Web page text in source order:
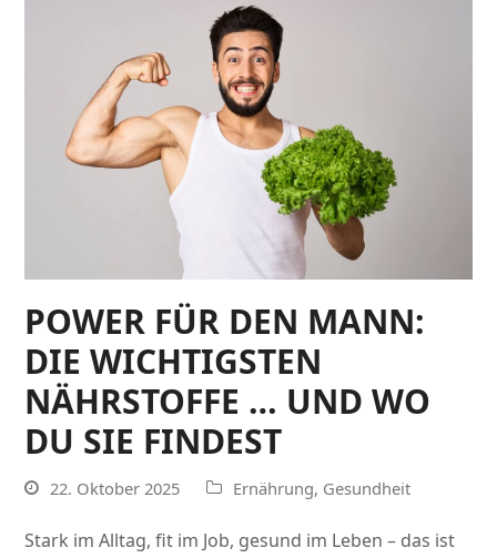
POWER FÜR DEN MANN:
DIE WICHTIGSTEN
NÄHRSTOFFE … UND WO
DU SIE FINDEST
22. Oktober 2025 Ernährung, Gesundheit
Stark im Alltag, fit im Job, gesund im Leben – das ist